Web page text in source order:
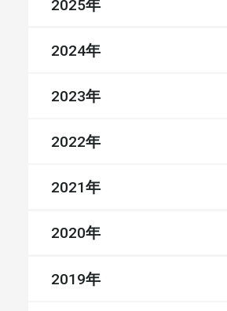
2025
2024年
2023年
2022年
2021年
2020年
2019年